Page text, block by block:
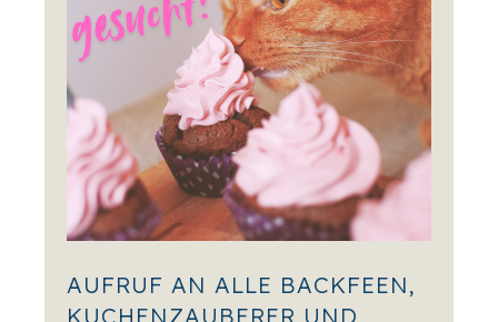
AUFRUF AN ALLE BACKFEEN,
KUCHENZAUBERER UND